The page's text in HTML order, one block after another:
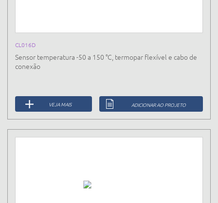
CL016D
Sensor temperatura -50 a 150 °C, termopar flexível e cabo de
conexão
VEJA MAIS ADICIONAR AO PROJETO